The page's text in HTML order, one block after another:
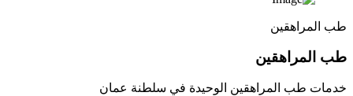
طب المراهقين
طب المراهقين
خدمات طب المراهقين الوحيدة في سلطنة عمان